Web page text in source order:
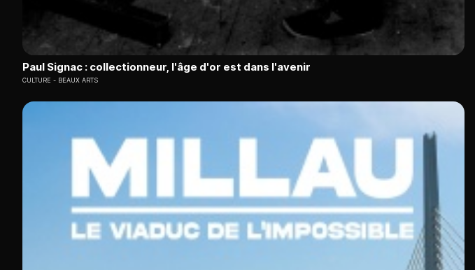
Paul Signac : collectionneur, l'âge d'or est dans l'avenir
CULTURE BEAUX ARTS